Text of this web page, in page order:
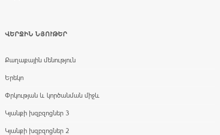
ՎԵՐՋԻՆ ՆՅՈՒԹԵՐ
Քաղաքային մենություն
Երեկո
Փրկության և կործանման միջև
Կյանքի խզբզոցներ 3
Կյանքի խզբզոցներ 2